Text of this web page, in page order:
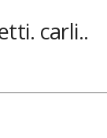
carli..